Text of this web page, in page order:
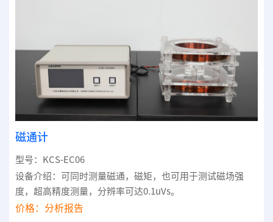
磁通计
型号：KCS-EC06
设备介绍：可同时测量磁通，磁矩，也可用于测试磁场强
度，超高精度测量，分辨率可达0.1uVs。
价格： 分析报告